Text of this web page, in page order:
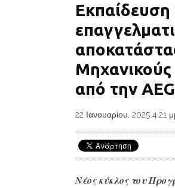
Εκπαίδευση
από την
22 Ιανουαρίου, 2025 4:21
Νέος κύκλος του